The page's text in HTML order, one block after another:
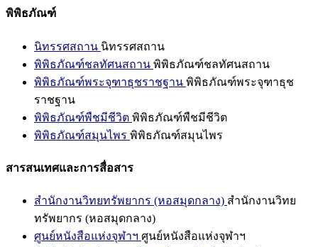
พิพิธภัณฑ์
นิทรรศสถาน นิทรรศสถาน
พิพิธภัณฑ์ชลทัศนสถาน พิพิธภัณฑ์ชลทัศนสถาน
พิพิธภัณฑ์พระจุฑาธุชราชฐาน พิพิธภัณฑ์พระจุฑาธุช
ราชฐาน
พิพิธภัณฑ์พืชมีชีวิต พิพิธภัณฑ์พืชมีชีวิต
พิพิธภัณฑ์สมุนไพร พิพิธภัณฑ์สมุนไพร
สารสนเทศและการสื่อสาร
สำนักงานวิทยทรัพยากร (หอสมุดกลาง) สำนักงานวิทย
ทรัพยากร (หอสมุดกลาง)
ศูนย์หนังสือแห่งจุฬาฯ ศูนย์หนังสือแห่งจุฬาฯ